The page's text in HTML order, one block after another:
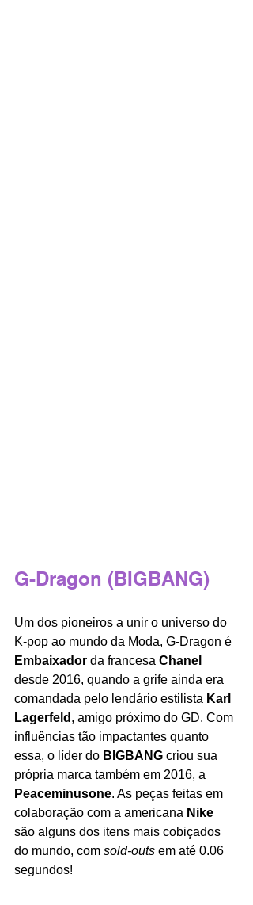
G-Dragon (BIGBANG)
Um dos pioneiros a unir o universo do
K-pop ao mundo da Moda, G-Dragon é
Embaixador da francesa Chanel
desde 2016, quando a grife ainda era
comandada pelo lendário estilista Karl
Lagerfeld , amigo próximo do GD. Com
influências tão impactantes quanto
essa, o líder do BIGBANG criou sua
própria marca também em 2016, a
Peaceminusone. As peças feitas em
colaboração com a americana Nike
são alguns dos itens mais cobiçados
do mundo, com sold-outs em até 0.06
segundos!